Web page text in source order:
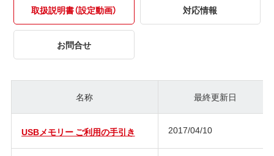
取扱説明書（設定動画） 対応情報
お問合せ
名称 最終更新日
USBメモリー ご利用の手引き 2017/04/10